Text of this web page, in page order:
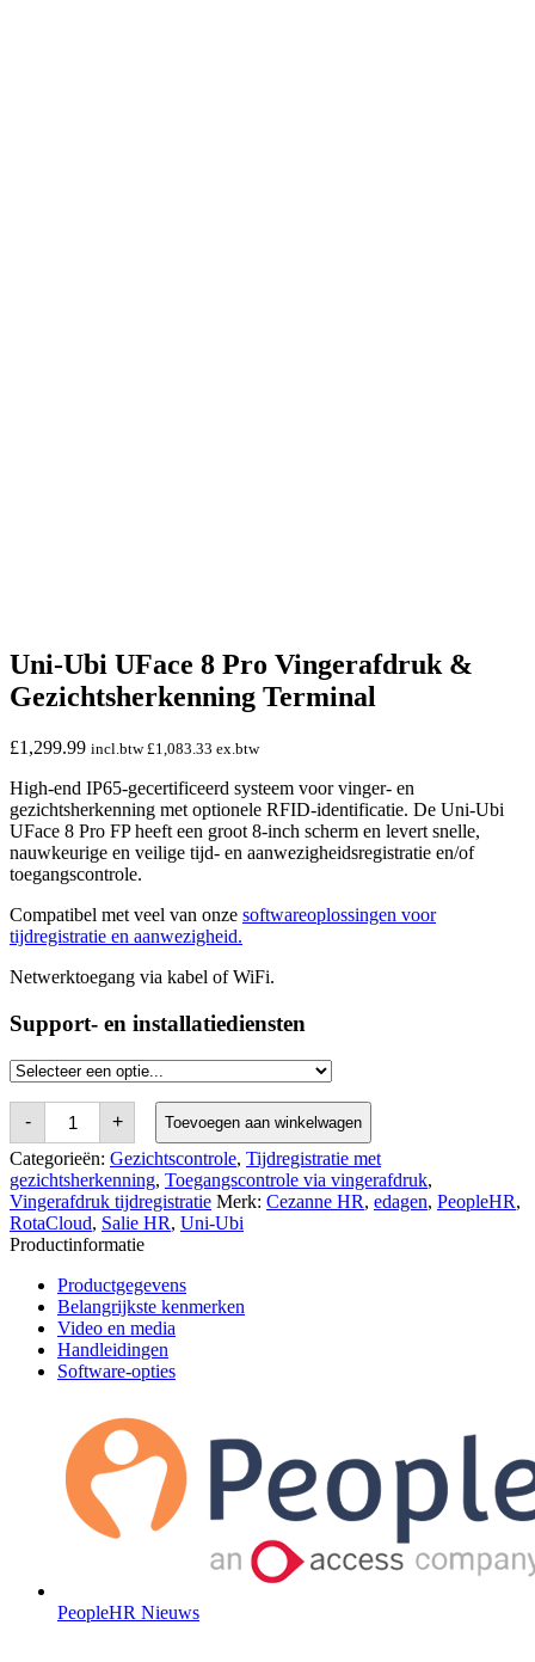
Uni-Ubi UFace 8 Pro Vingerafdruk &
Gezichtsherkenning Terminal
£1,299.99 incl.btw£1,083.33 ex.btw
High-end IP65-gecertificeerd systeem voor vinger- en
gezichtsherkenning met optionele RFID-identificatie. De Uni-Ubi
UFace 8 Pro FP heeft een groot 8-inch scherm en levert snelle,
nauwkeurige en veilige tijd- en aanwezigheidsregistratie en/of
toegangscontrole.
Compatibel met veel van onze softwareoplossingen voor
tijdregistratie en aanwezigheid.
Netwerktoegang via kabel of WiFi.
Support- en installatiediensten
-
Uni-
Ubi
UFace
8
Pro
FP
Fingerprint
&
Recognition
Terminal
aantal
+ Toevoegen aan winkelwagen
Categorieën: Gezichtscontrole, Tijdregistratie met
gezichtsherkenning, Toegangscontrole via vingerafdruk,
Vingerafdruk tijdregistratie Merk: Cezanne HR, edagen, PeopleHR,
RotaCloud, Salie HR, Uni-Ubi
Productinformatie
Productgegevens
Belangrijkste kenmerken
Video en media
Handleidingen
Software-opties
PeopleHR Nieuws